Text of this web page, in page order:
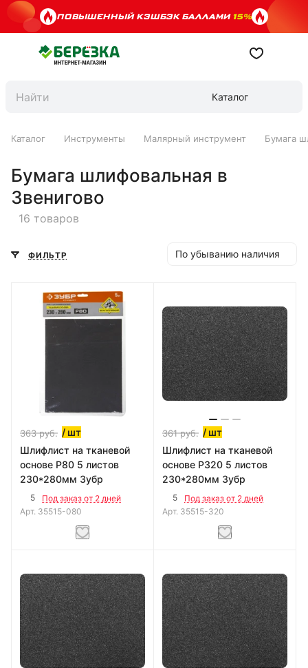
ПОВЫШЕННЫЙ КЭШБЭК БАЛЛАМИ15%
Каталог
Каталог Инструменты Малярный инструмент Бумага
Бумага шлифовальная в
Звенигово
16 товаров
ФИЛЬТР По убыванию наличия
363руб. / шт
Шлифлист на тканевой
основе Р80 5 листов
230*280мм Зубр
5
Под заказ от 2 дней
Арт. 35515-080
361руб. / шт
Шлифлист на тканевой
основе Р320 5 листов
230*280мм Зубр
5
Под заказ от 2 дней
Арт. 35515-320